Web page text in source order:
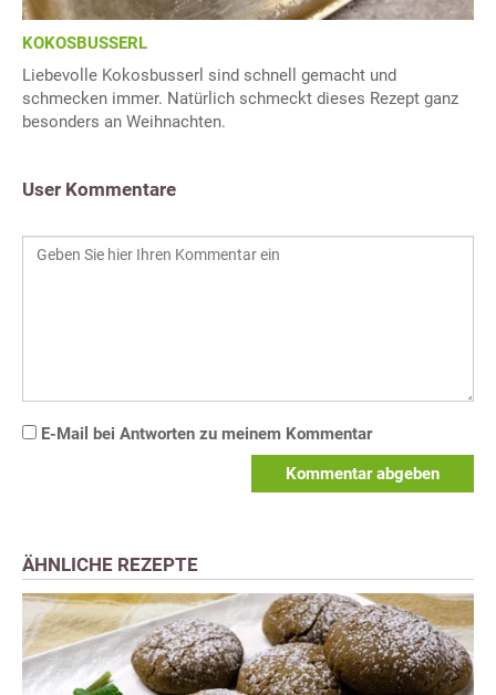
KOKOSBUSSERL
Liebevolle Kokosbusserl sind schnell gemacht und
schmecken immer. Natürlich schmeckt dieses Rezept ganz
besonders an Weihnachten.
User Kommentare
E-Mail bei Antworten zu meinem Kommentar
Kommentar abgeben
ÄHNLICHE REZEPTE